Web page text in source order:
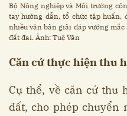
Bộ Nông nghiệp và Môi trường
tay hướng dẫn, tổ chức tập huấn,
nhiều văn bản giải đáp vướng
đất đai. Ảnh: Tuệ Văn
Căn cứ thực hiện thu
Cụ thể, về căn cứ thu
đất, cho phép chuyển